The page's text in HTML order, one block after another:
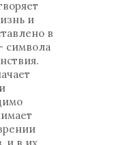
и
в
символа